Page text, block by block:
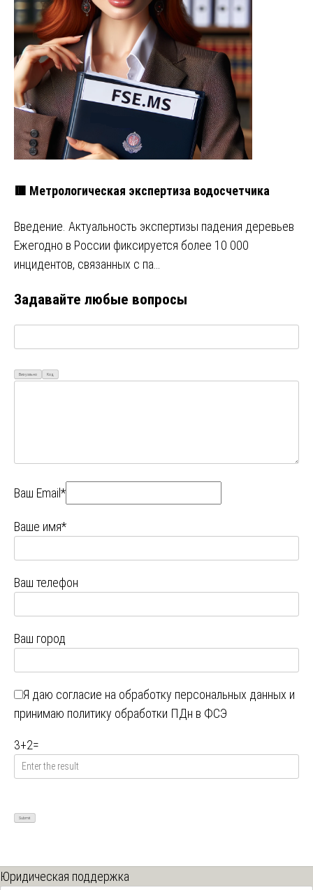
🟥 Метрологическая экспертиза водосчетчика
Введение. Актуальность экспертизы падения деревьев
Ежегодно в России фиксируется более 10 000
инцидентов, связанных с па…
Задавайте любые вопросы
Визуально Код
Ваш Email*
Ваше имя*
Ваш телефон
Ваш город
Я даю согласие на обработку персональных данных и
принимаю политику обработки ПДн в ФСЭ
3+2=
Юридическая поддержка